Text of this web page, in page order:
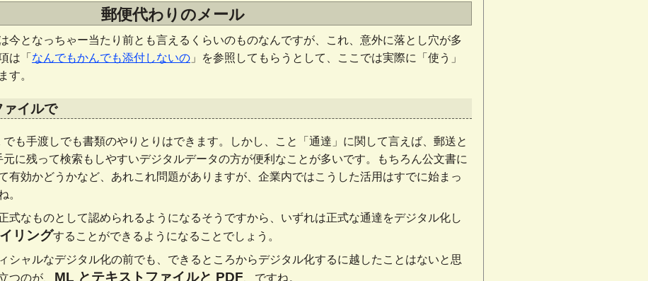
郵便代わりのメール
今となっちゃー当たり前とも言えるくらいのものなんですが、これ、意外に落とし穴が多
は「 なんでもかんでも添付しないの 」を参照してもらうとして、ここでは実際に「使う」
す。
ァイルで
でも手渡しでも書類のやりとりはできます。しかし、こと「通達」に関して言えば、郵送と
に残って検索もしやすいデジタルデータの方が便利なことが多いです。もちろん公文書に
有効かどうかなど、あれこれ問題がありますが、企業内ではこうした活用はすでに始まっ
。
式なものとして認められるようになるそうですから、いずれは正式な通達をデジタル化し
リングすることができるようになることでしょう。
シャルなデジタル化の前でも、できるところからデジタル化するに越したことはないと思
つのが、 ML とテキストファイルと PDF 、ですね。